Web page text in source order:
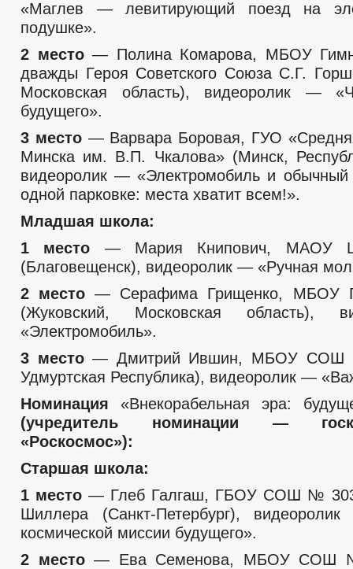
«Маглев — левитирующий поезд на
подушке».
2 место— Полина Комарова, МБОУ
дважды Героя Советского Союза С.Г.
Московская область), видеоролик —
будущего».
3 место— Варвара Боровая, ГУО
Минска им. В.П. Чкалова» (Минск,
видеоролик — «Электромобиль и обычный
одной парковке: места хватит всем!».
Младшая школа:
1 место — Мария Книпович,
(Благовещенск), видеоролик — «Ручная
2 место — Серафима Грищенко, МБОУ
(Жуковский, Московская область),
«Электромобиль».
3 место— Дмитрий Ившин, МБОУ СОШ
Удмуртская Республика), видеоролик —
Номинация «Внекорабельная эра:
(учредитель номинации —
«Роскосмос»):
Старшая школа:
1 место — Глеб Галгаш, ГБОУ СОШ №
Шиллера (Санкт-Петербург),
космической миссии будущего».
2 место— Ева Семенова, МБОУ СОШ №